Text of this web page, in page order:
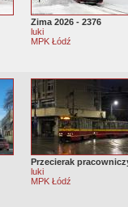
Zima 2026 - 2376
luki
MPK Łódź
Przecierak
luki
MPK Łódź